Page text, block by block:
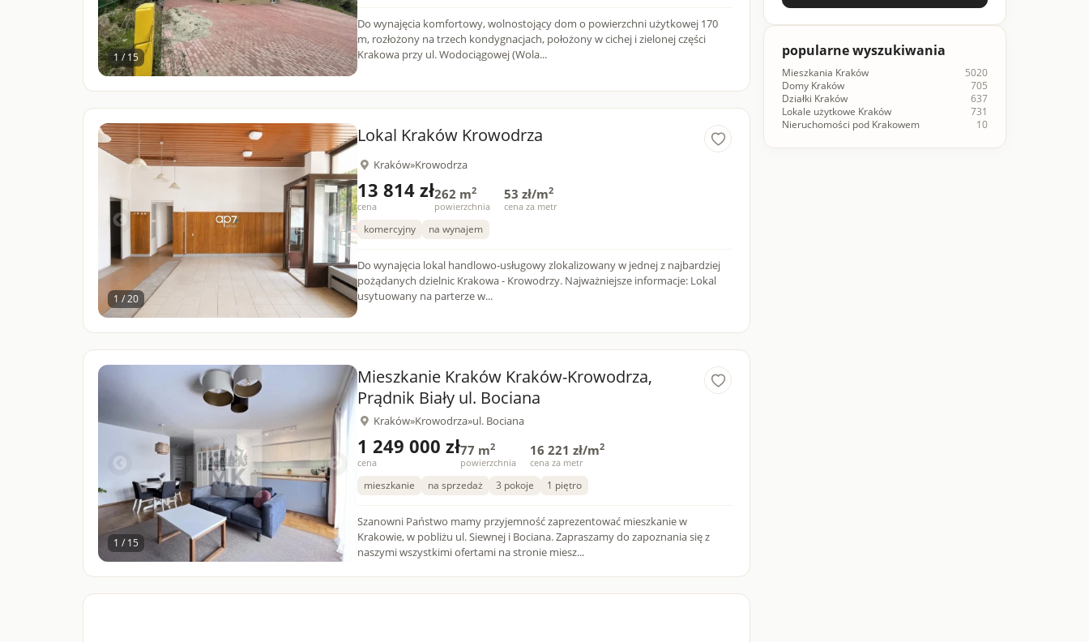
1 / 15
Do wynajęcia komfortowy, wolnostojący dom o powierzchni użytkowej 170
m, rozłożony na trzech kondygnacjach, położony w cichej i zielonej części
Krakowa przy ul. Wodociągowej (Wola...
1 / 20
Lokal Kraków Krowodrza
Kraków»Krowodrza
13 814 zł
cena
262 m2
powierzchnia
53 zł/m2
cena za metr
komercyjny na wynajem
Do wynajęcia lokal handlowo-usługowy zlokalizowany w jednej z najbardziej
pożądanych dzielnic Krakowa - Krowodrzy. Najważniejsze informacje: Lokal
usytuowany na parterze w...
1 / 15
Mieszkanie Kraków Kraków-Krowodrza,
Prądnik Biały ul. Bociana
Kraków»Krowodrza»ul. Bociana
1 249 000 zł
cena
77 m2
powierzchnia
16 221 zł/m2
cena za metr
mieszkanie na sprzedaż 3 pokoje 1 piętro
Szanowni Państwo mamy przyjemność zaprezentować mieszkanie w
Krakowie, w pobliżu ul. Siewnej i Bociana. Zapraszamy do zapoznania się z
naszymi wszystkimi ofertami na stronie miesz...
popularne wyszukiwania
Mieszkania Kraków
5020
Domy Kraków
705
Działki Kraków
637
Lokale użytkowe Kraków
731
Nieruchomości pod Krakowem
10